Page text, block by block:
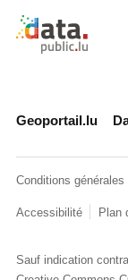
Retour à
Geoportail.lu
Conditions
Accessibilité Plan
Sauf indication